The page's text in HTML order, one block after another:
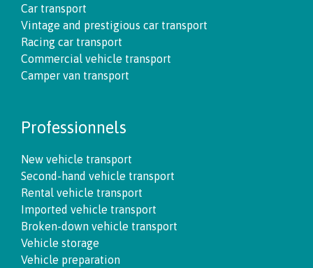
Car transport
Vintage and prestigious car transport
Racing car transport
Commercial vehicle transport
Camper van transport
Professionnels
New vehicle transport
Second-hand vehicle transport
Rental vehicle transport
Imported vehicle transport
Broken-down vehicle transport
Vehicle storage
Vehicle preparation